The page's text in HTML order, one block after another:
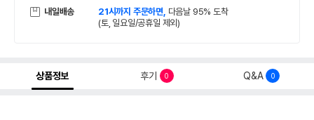
내일배송 21시까지 주문하면, 다음날 95% 도착
(토, 일요일/공휴일 제외)
상품정보 후기 0 Q&A 0